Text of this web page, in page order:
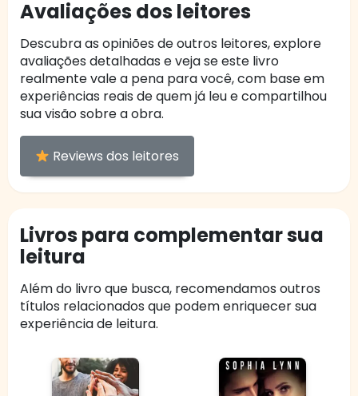
Avaliações dos leitores
Descubra as opiniões de outros leitores, explore
avaliações detalhadas e veja se este livro
realmente vale a pena para você, com base em
experiências reais de quem já leu e compartilhou
sua visão sobre a obra.
Reviews dos leitores
Livros para complementar sua
leitura
Além do livro que busca, recomendamos outros
títulos relacionados que podem enriquecer sua
experiência de leitura.